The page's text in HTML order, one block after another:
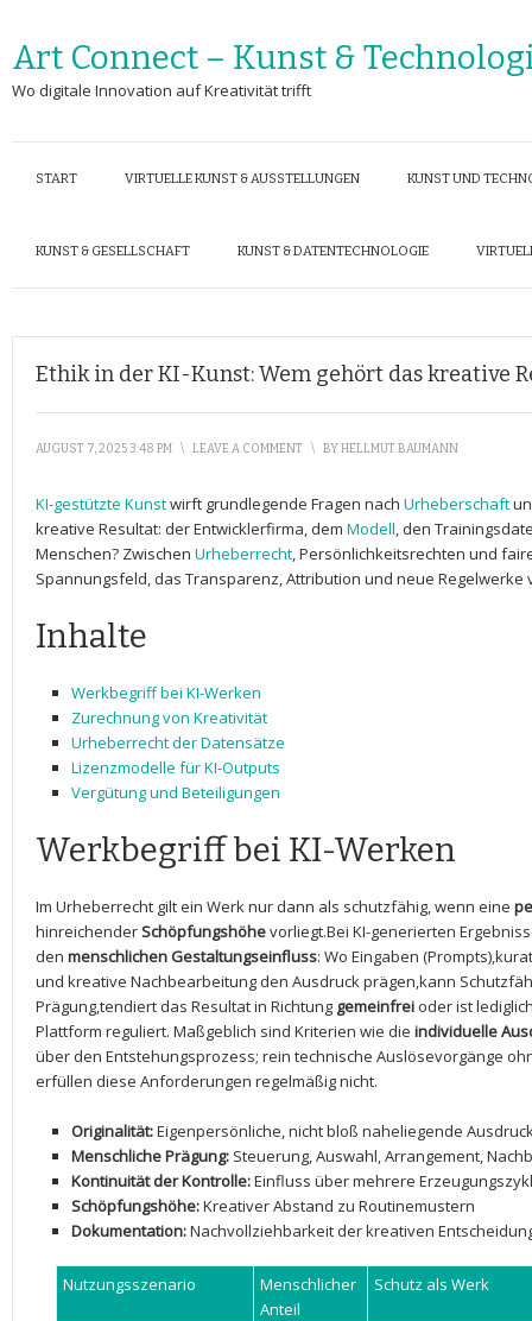
Art Connect – Kunst &
Wo digitale Innovation auf Kreativität trifft
START VIRTUELLE KUNST & AUSSTELLUNGEN KUNST UND
KUNST & GESELLSCHAFT KUNST & DATENTECHNOLOGIE
Ethik in der KI-Kunst: Wem gehört das kreative
AUGUST 7, 2025 3:48 PM \ LEAVE A COMMENT \ BYHELLMUT BAUMANN
KI-gestützte Kunstwirft grundlegende Fragen nach Urheberschaft
⁢kreative Resultat: der ⁢Entwicklerfirma, dem Modell, den
Menschen? Zwischen⁢ Urheberrecht, Persönlichkeitsrechten und
Spannungsfeld, das ⁣Transparenz, Attribution und neue Regelwerke
Inhalte
Werkbegriff bei⁣ KI-Werken
Zurechnung von Kreativität
Urheberrecht der Datensätze
Lizenzmodelle für KI-Outputs
Vergütung und Beteiligungen
Werkbegriff bei KI-Werken
Im Urheberrecht gilt ein Werk nur dann als schutzfähig, wenn ⁣eine⁣
hinreichenderSchöpfungshöhevorliegt.Bei‍ KI-generierten
⁣den menschlichen Gestaltungseinfluss: Wo Eingaben
und kreative Nachbearbeitung den‍ Ausdruck prägen,kann
Prägung,tendiert das ⁢Resultat in Richtung gemeinfrei oder ist
Plattform reguliert. Maßgeblich sind Kriterien wie die individuelle
über den Entstehungsprozess; rein technische ‌Auslösevorgänge
erfüllen ​diese Anforderungen regelmäßig nicht.
Originalität:Eigenpersönliche,​ nicht bloß naheliegende
Menschliche Prägung: Steuerung, Auswahl, Arrangement,
Kontinuität der Kontrolle:Einfluss über mehrere
Schöpfungshöhe:Kreativer Abstand zu⁣ Routinemustern
Dokumentation:Nachvollziehbarkeit der kreativen
Nutzungsszenario
Menschlicher‍
Anteil
Schutz als Werk